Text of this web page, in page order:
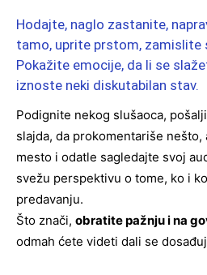
Hodajte, naglo zastanite,
tamo, uprite prstom, zamislite
Pokažite emocije, da li se
iznoste neki diskutabilan stav.
Podignite nekog slušaoca,
slajda, da prokomentariše
mesto i odatle sagledajte svoj
svežu perspektivu o tome, ko i
predavanju.
Što znači, obratite pažnju i na
odmah ćete videti dali se